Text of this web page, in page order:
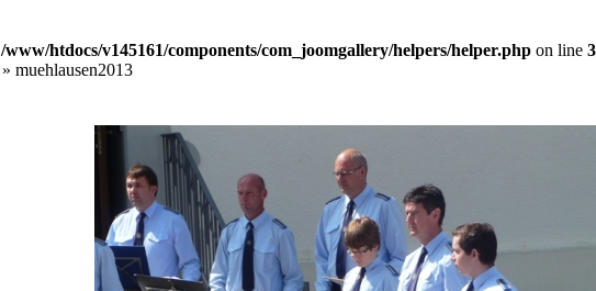
/www/htdocs/v145161/components/com_joomgallery/helpers/helper.php on line
» muehlausen2013